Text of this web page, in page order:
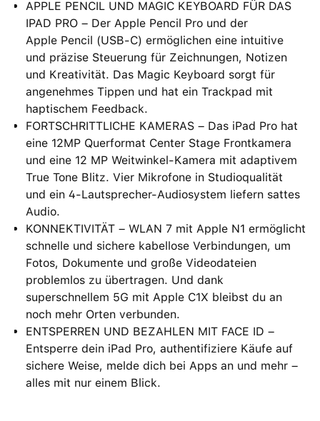
APPLE PENCIL UND MAGIC KEYBOARD FÜR DAS
IPAD PRO – Der Apple Pencil Pro und der
Apple Pencil (USB‑C) ermöglichen eine intuitive
und präzise Steuerung für Zeichnungen, Notizen
und Kreativität. Das Magic Keyboard sorgt für
angenehmes Tippen und hat ein Trackpad mit
haptischem Feedback.
FORTSCHRITTLICHE KAMERAS – Das iPad Pro hat
eine 12MP Querformat Center Stage Frontkamera
und eine 12 MP Weitwinkel-Kamera mit adaptivem
True Tone Blitz. Vier Mikrofone in Studioqualität
und ein 4‑Lautsprecher-Audiosystem liefern sattes
Audio.
KONNEKTIVITÄT – WLAN 7 mit Apple N1 ermöglicht
schnelle und sichere kabellose Verbindungen, um
Fotos, Dokumente und große Videodateien
problemlos zu übertragen. Und dank
superschnellem 5G mit Apple C1X bleibst du an
noch mehr Orten verbunden.
ENTSPERREN UND BEZAHLEN MIT FACE ID –
Entsperre dein iPad Pro, authentifiziere Käufe auf
sichere Weise, melde dich bei Apps an und mehr –
alles mit nur einem Blick.